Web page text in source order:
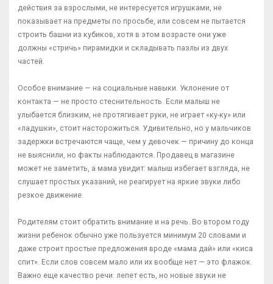
действия за взрослыми, не интересуется игрушками, не
показывает на предметы по просьбе, или совсем не пытается
строить башни из кубиков, хотя в этом возрасте они уже
должны «стричь» пирамидки и складывать пазлы из двух
частей.
Особое внимание — на социальные навыки. Уклонение от
контакта — не просто стеснительность. Если малыш не
улыбается близким, не протягивает руки, не играет «ку-ку» или
«ладушки», стоит насторожиться. Удивительно, но у мальчиков
задержки встречаются чаще, чем у девочек — причину до конца
не выяснили, но факты наблюдаются. Продавец в магазине
может не заметить, а мама увидит: малыш избегает взгляда, не
слушает простых указаний, не реагирует на яркие звуки либо
резкое движение.
Родителям стоит обратить внимание и на речь. Во втором году
жизни ребенок обычно уже пользуется минимум 20 словами и
даже строит простые предложения вроде «мама дай» или «киса
спит». Если слов совсем мало или их вообще нет — это флажок.
Важно еще качество речи: лепет есть, но новые звуки не